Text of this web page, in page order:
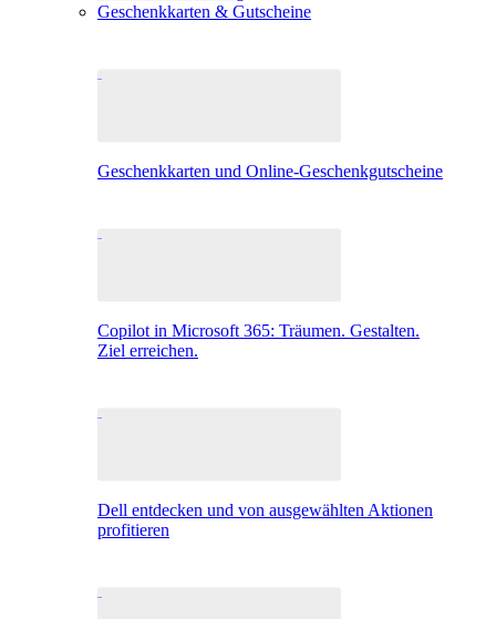
Geschenkkarten & Gutscheine
Geschenkkarten und Online-Geschenkgutscheine
Copilot in Microsoft 365: Träumen. Gestalten.
Ziel erreichen.
Dell entdecken und von ausgewählten Aktionen
profitieren